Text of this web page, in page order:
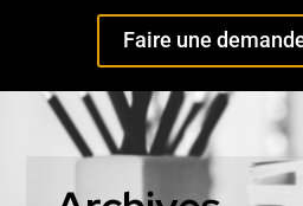
Faire une